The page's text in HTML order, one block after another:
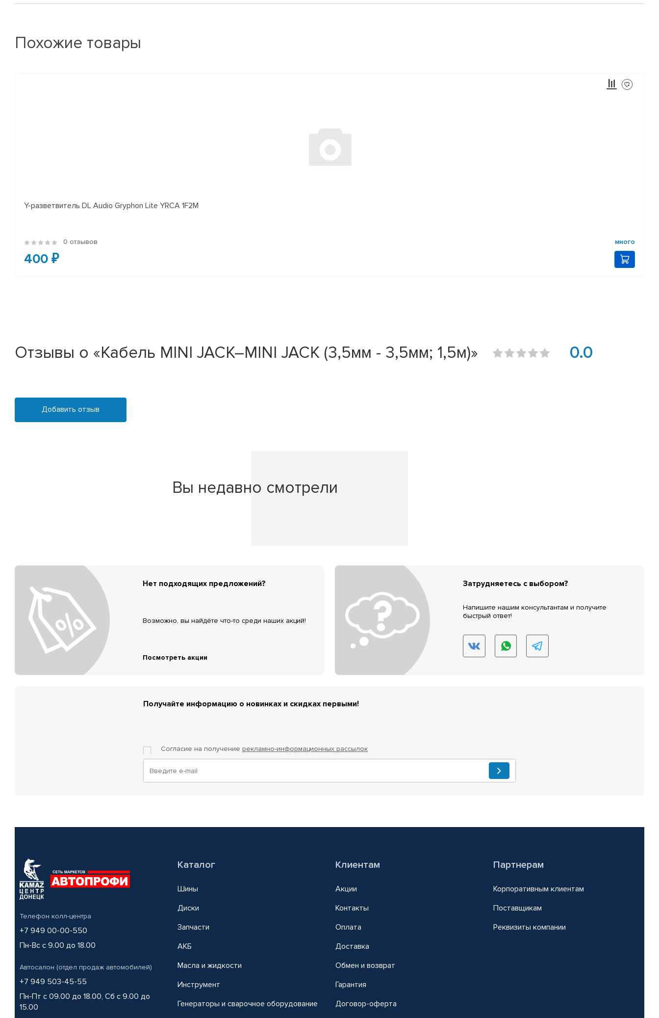
Похожие товары
Y-разветвитель DL Audio Gryphon Lite YRCA 1F2M
0 отзывов много
400 ₽
Отзывы о «Кабель MINI JACK–MINI JACK (3,5мм - 3,5мм; 1,5м)» 0.0
Добавить отзыв
Вы недавно смотрели
Нет подходящих предложений?
Возможно, вы найдёте что-то среди наших акций!
Посмотреть акции
Затрудняетесь с выбором?
Напишите нашим консультантам и получите
быстрый ответ!
Получайте информацию о новинках и скидках первыми!
Согласие на получение рекламно-информационных рассылок
Телефон колл-центра
+7 949 00-00-550
Пн-Вс с 9.00 до 18.00
Автосалон (отдел продаж автомобилей)
+7 949 503-45-55
Пн-Пт с 09.00 до 18.00, Сб с 9.00 до
15.00
Каталог
Шины
Диски
Запчасти
АКБ
Масла и жидкости
Инструмент
Генераторы и сварочное оборудование
Клиентам
Акции
Контакты
Оплата
Доставка
Обмен и возврат
Гарантия
Договор-оферта
Партнерам
Корпоративным клиентам
Поставщикам
Реквизиты компании